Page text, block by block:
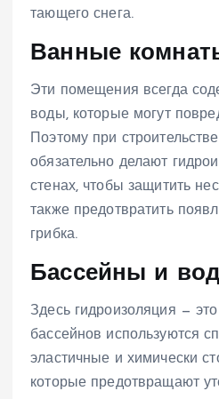
тающего снега.
Ванные
Эти помещения всегда
воды, которые могут
Поэтому при
обязательно делают
стенах, чтобы защитить
также предотвратить
грибка.
Бассейны и
Здесь гидроизоляция —
бассейнов используются
эластичные и химически
которые предотвращают